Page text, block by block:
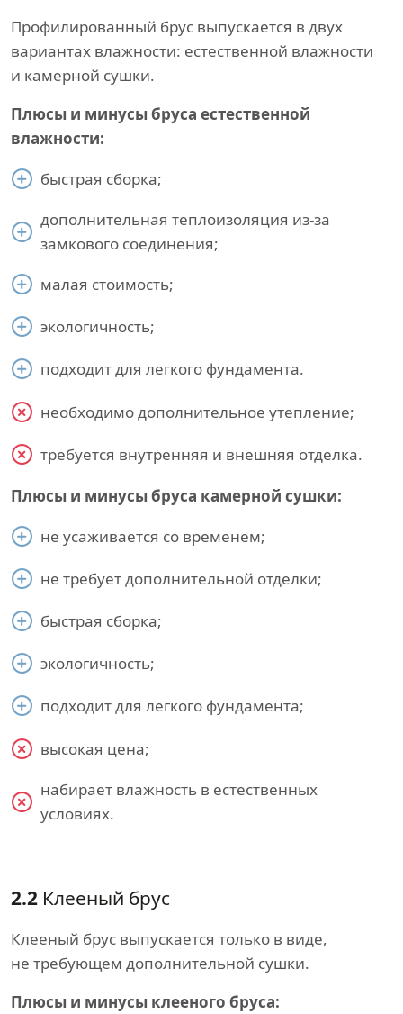
Профилированный брус выпускается в двух
вариантах влажности: естественной влажности
и камерной сушки.
Плюсы и минусы бруса естественной
влажности:
быстрая сборка;
дополнительная теплоизоляция из-за
замкового соединения;
малая стоимость;
экологичность;
подходит для легкого фундамента.
необходимо дополнительное утепление;
требуется внутренняя и внешняя отделка.
Плюсы и минусы бруса камерной сушки:
не усаживается со временем;
не требует дополнительной отделки;
быстрая сборка;
экологичность;
подходит для легкого фундамента;
высокая цена;
набирает влажность в естественных
условиях.
2.2 Клееный брус
Клееный брус выпускается только в виде,
не требующем дополнительной сушки.
Плюсы и минусы клееного бруса: